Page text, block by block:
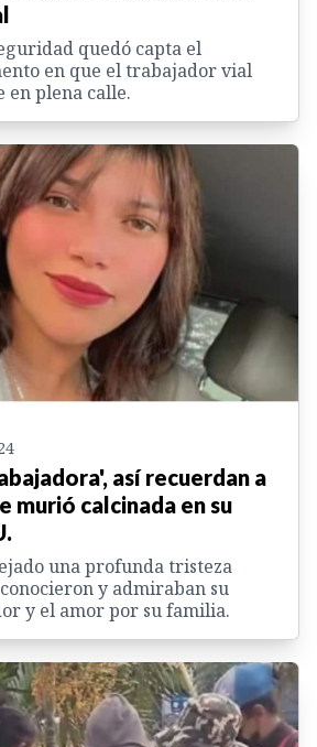
quedó capta el
en que el trabajador vial
en plena calle.
así recuerdan a
murió calcinada en su
una profunda tristeza
y admiraban su
y el amor por su familia.